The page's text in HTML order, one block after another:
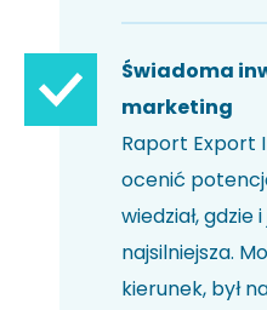
Świadoma
marketing
Raport Export
ocenić
wiedział,
najsilniejsza.
kierunek, był